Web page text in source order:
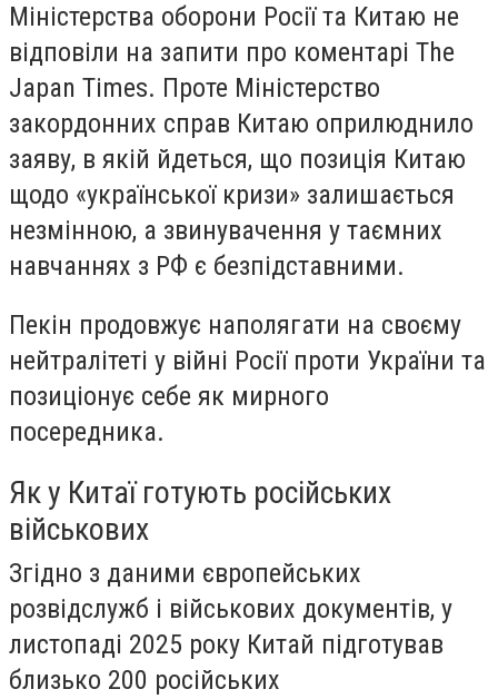
Міністерства оборони Росії та Китаю не
відповіли на запити про коментарі The
Japan Times. Проте Міністерство
закордонних справ Китаю оприлюднило
заяву, в якій йдеться, що позиція Китаю
щодо «української кризи» залишається
незмінною, а звинувачення у таємних
навчаннях з РФ є безпідставними.
Пекін продовжує наполягати на своєму
нейтралітеті у війні Росії проти України та
позиціонує себе як мирного
посередника.
Як у Китаї готують російських
військових
Згідно з даними європейських
розвідслужб і військових документів, у
листопаді 2025 року Китай підготував
близько 200 російських